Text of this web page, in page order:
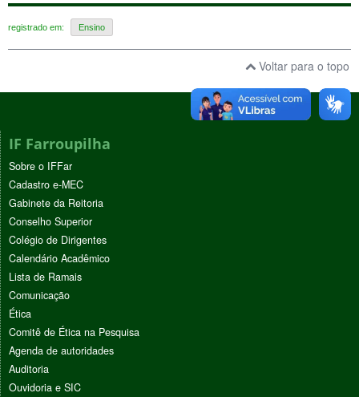
registrado em: Ensino
Voltar para o topo
IF Farroupilha
Sobre o IFFar
Cadastro e-MEC
Gabinete da Reitoria
Conselho Superior
Colégio de Dirigentes
Calendário Acadêmico
Lista de Ramais
Comunicação
Ética
Comitê de Ética na Pesquisa
Agenda de autoridades
Auditoria
Ouvidoria e SIC